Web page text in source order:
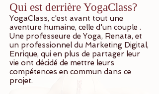
Qui est derrière YogaClass?
YogaClass, c'est avant tout une
aventure humaine, celle d'un couple .
Une professeure de Yoga, Renata, et
un professionnel du Marketing Digital,
Enrique, qui en plus de partager leur
vie ont décidé de mettre leurs
compétences en commun dans ce
projet.